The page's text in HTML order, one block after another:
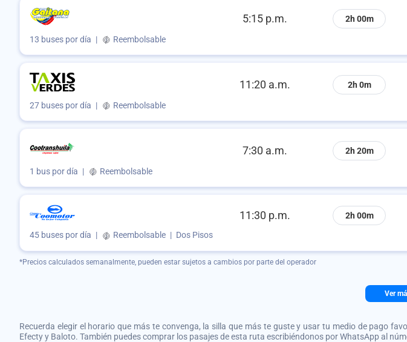
5:15 p.m. 2h 00m
13 buses por día | Reembolsable
11:20 a.m. 2h 0m
27 buses por día | Reembolsable
7:30 a.m. 2h 20m
1 bus por día | Reembolsable
11:30 p.m. 2h 00m
45 buses por día | Reembolsable | Dos Pisos
*Precios calculados semanalmente, pueden estar sujetos a cambios por parte del operador
Ver
Recuerda elegir el horario que más te convenga, la silla que más te guste y usar tu medio de pago
Efecty y Baloto. También puedes comprar los pasajes de esta ruta escribiéndonos por WhatsApp al